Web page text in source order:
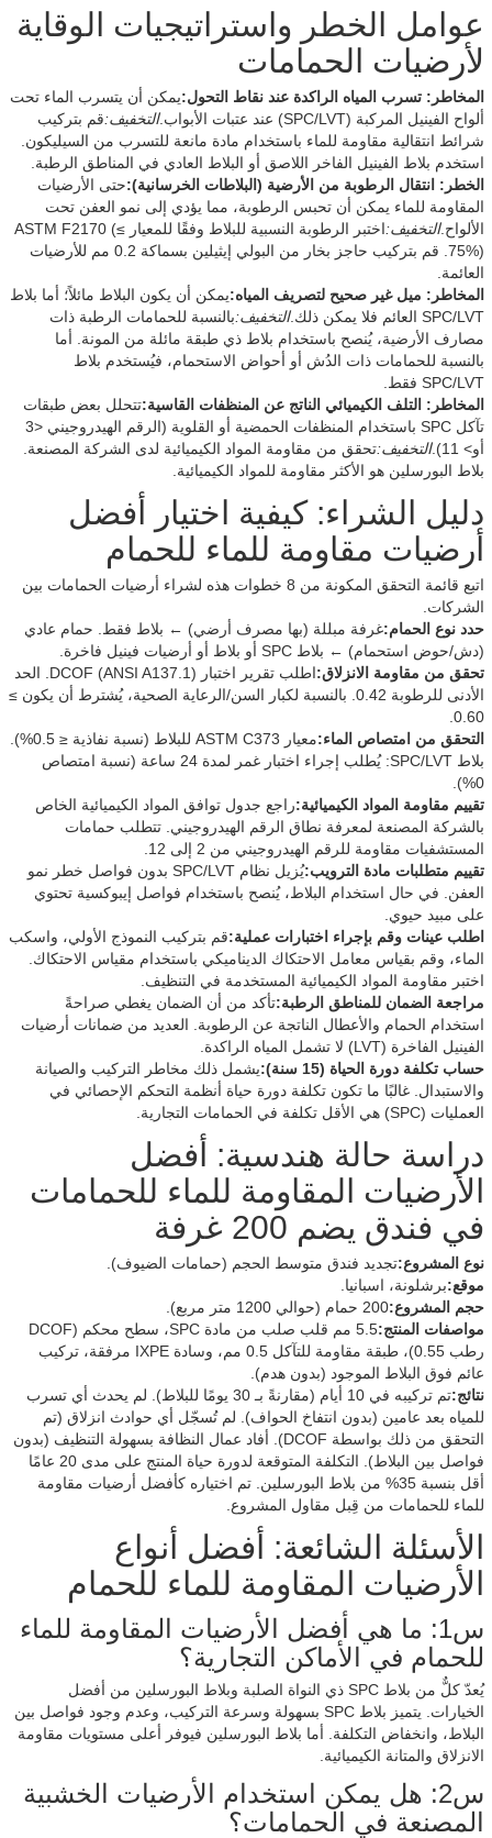
عوامل الخطر واستراتيجيات الوقاية
لأرضيات الحمامات
المخاطر: تسرب المياه الراكدة عند نقاط التحول:يمكن أن يتسرب الماء تحت
ألواح الفينيل المركبة (SPC/LVT) عند عتبات الأبواب.
التخفيف:قم بتركيب
شرائط انتقالية مقاومة للماء باستخدام مادة مانعة للتسرب من السيليكون.
استخدم بلاط الفينيل الفاخر اللاصق أو البلاط العادي في المناطق الرطبة.
الخطر: انتقال الرطوبة من الأرضية (البلاطات الخرسانية):حتى الأرضيات
المقاومة للماء يمكن أن تحبس الرطوبة، مما يؤدي إلى نمو العفن تحت
الألواح.التخفيف:
اختبر الرطوبة النسبية للبلاط وفقًا للمعيار ASTM F2170 (≤
75%). قم بتركيب حاجز بخار من البولي إيثيلين بسماكة 0.2 مم للأرضيات
العائمة.
المخاطر: ميل غير صحيح لتصريف المياه:يمكن أن يكون البلاط مائلاً؛ أما بلاط
SPC/LVT العائم فلا يمكن ذلك.
التخفيف:بالنسبة للحمامات الرطبة ذات
مصارف الأرضية، يُنصح باستخدام بلاط ذي طبقة مائلة من المونة. أما
بالنسبة للحمامات ذات الدُش أو أحواض الاستحمام، فيُستخدم بلاط
SPC/LVT فقط.
المخاطر: التلف الكيميائي الناتج عن المنظفات القاسية:تتحلل بعض طبقات
تآكل SPC باستخدام المنظفات الحمضية أو القلوية (الرقم الهيدروجيني <3
أو> 11).
التخفيف:تحقق من مقاومة المواد الكيميائية لدى الشركة المصنعة.
بلاط البورسلين هو الأكثر مقاومة للمواد الكيميائية.
دليل الشراء: كيفية اختيار أفضل
أرضيات مقاومة للماء للحمام
اتبع قائمة التحقق المكونة من 8 خطوات هذه لشراء أرضيات الحمامات بين
الشركات.
حدد نوع الحمام:غرفة مبللة (بها مصرف أرضي) ← بلاط فقط. حمام عادي
(دش/حوض استحمام) ← بلاط SPC أو بلاط أو أرضيات فينيل فاخرة.
تحقق من مقاومة الانزلاق:
اطلب تقرير اختبار DCOF (ANSI A137.1). الحد
الأدنى للرطوبة 0.42. بالنسبة لكبار السن/الرعاية الصحية، يُشترط أن يكون ≥
0.60.
التحقق من امتصاص الماء:
معيار ASTM C373 للبلاط (نسبة نفاذية ≤ 0.5%).
بلاط SPC/LVT: يُطلب إجراء اختبار غمر لمدة 24 ساعة (نسبة امتصاص
0%).
تقييم مقاومة المواد الكيميائية:راجع جدول توافق المواد الكيميائية الخاص
بالشركة المصنعة لمعرفة نطاق الرقم الهيدروجيني. تتطلب حمامات
المستشفيات مقاومة للرقم الهيدروجيني من 2 إلى 12.
تقييم متطلبات مادة الترويب:
يُزيل نظام SPC/LVT بدون فواصل خطر نمو
العفن. في حال استخدام البلاط، يُنصح باستخدام فواصل إيبوكسية تحتوي
على مبيد حيوي.
اطلب عينات وقم بإجراء اختبارات عملية:قم بتركيب النموذج الأولي، واسكب
الماء، وقم بقياس معامل الاحتكاك الديناميكي باستخدام مقياس الاحتكاك.
اختبر مقاومة المواد الكيميائية المستخدمة في التنظيف.
مراجعة الضمان للمناطق الرطبة:تأكد من أن الضمان يغطي صراحةً
استخدام الحمام والأعطال الناتجة عن الرطوبة. العديد من ضمانات أرضيات
الفينيل الفاخرة (LVT) لا تشمل المياه الراكدة.
حساب تكلفة دورة الحياة (15 سنة):
يشمل ذلك مخاطر التركيب والصيانة
والاستبدال. غالبًا ما تكون تكلفة دورة حياة أنظمة التحكم الإحصائي في
العمليات (SPC) هي الأقل تكلفة في الحمامات التجارية.
دراسة حالة هندسية: أفضل
الأرضيات المقاومة للماء للحمامات
في فندق يضم 200 غرفة
نوع المشروع:تجديد فندق متوسط ​​الحجم (حمامات الضيوف).
موقع:برشلونة، اسبانيا.
حجم المشروع:200 حمام (حوالي 1200 متر مربع).
مواصفات المنتج:
5.5 مم قلب صلب من مادة SPC، سطح محكم (DCOF
رطب 0.55)، طبقة مقاومة للتآكل 0.5 مم، وسادة IXPE مرفقة، تركيب
عائم فوق البلاط الموجود (بدون هدم).
نتائج:
تم تركيبه في 10 أيام (مقارنةً بـ 30 يومًا للبلاط). لم يحدث أي تسرب
للمياه بعد عامين (بدون انتفاخ الحواف). لم تُسجّل أي حوادث انزلاق (تم
التحقق من ذلك بواسطة DCOF). أفاد عمال النظافة بسهولة التنظيف (بدون
فواصل بين البلاط). التكلفة المتوقعة لدورة حياة المنتج على مدى 20 عامًا
أقل بنسبة 35% من بلاط البورسلين. تم اختياره كأفضل أرضيات مقاومة
للماء للحمامات من قِبل مقاول المشروع.
الأسئلة الشائعة: أفضل أنواع
الأرضيات المقاومة للماء للحمام
س1: ما هي أفضل الأرضيات المقاومة للماء
للحمام في الأماكن التجارية؟
يُعدّ كلٌّ من بلاط SPC ذي النواة الصلبة وبلاط البورسلين من أفضل
الخيارات. يتميز بلاط SPC بسهولة وسرعة التركيب، وعدم وجود فواصل بين
البلاط، وانخفاض التكلفة. أما بلاط البورسلين فيوفر أعلى مستويات مقاومة
الانزلاق والمتانة الكيميائية.
س2: هل يمكن استخدام الأرضيات الخشبية
المصنعة في الحمامات؟